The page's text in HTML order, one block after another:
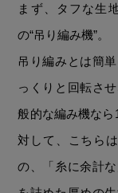
まず、タフな生
の“吊り編み機”。
吊り編みとは簡
っくりと回転さ
般的な編み機な
対して、こちら
の、「糸に余計